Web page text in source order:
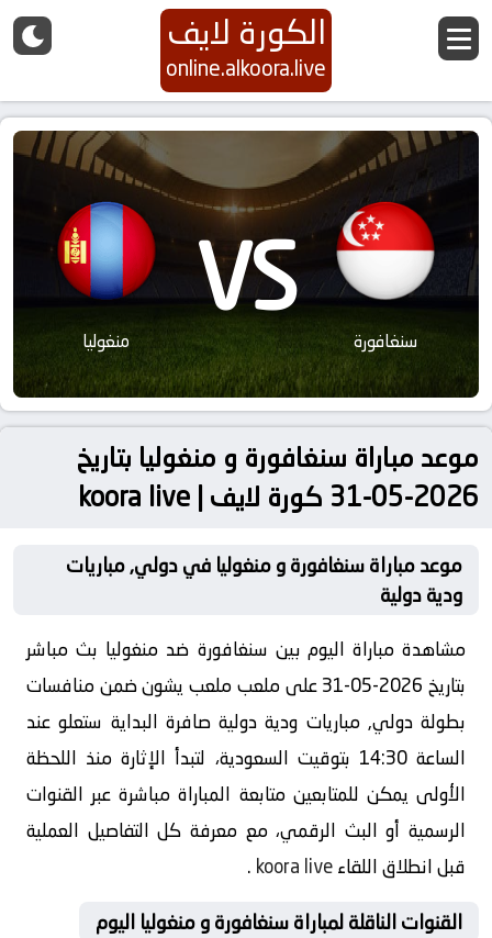
الكورة لايف
online.alkoora.live
سنغافورة VS منغوليا
موعد مباراة سنغافورة و منغوليا بتاريخ
2026-05-31 كورة لايف | koora live
موعد مباراة سنغافورة و منغوليا في دولي, مباريات
ودية دولية
مشاهدة مباراة اليوم بين سنغافورة ضد منغوليا بث مباشر
بتاريخ 2026-05-31 على ملعب ملعب يشون ضمن منافسات
بطولة دولي, مباريات ودية دولية صافرة البداية ستعلو عند
الساعة 14:30 بتوقيت السعودية، لتبدأ الإثارة منذ اللحظة
الأولى يمكن للمتابعين متابعة المباراة مباشرة عبر القنوات
الرسمية أو البث الرقمي، مع معرفة كل التفاصيل العملية
قبل انطلاق اللقاءkoora live
.
القنوات الناقلة لمباراة سنغافورة و منغوليا اليوم